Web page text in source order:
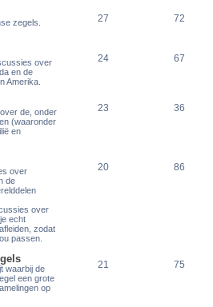
zegels. 27 72
over
en de
Amerika.
24 67
de, onder
(waaronder
en
23 36
over
de
over
echt
zodat
passen.
20 86
waarbij de
een grote
op
21 75